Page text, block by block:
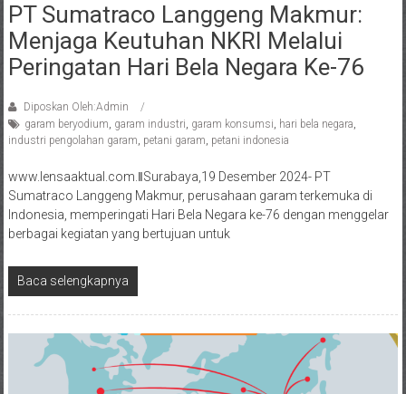
PT Sumatraco Langgeng Makmur:
Menjaga Keutuhan NKRI Melalui
Peringatan Hari Bela Negara Ke-76
Diposkan Oleh:Admin
garam beryodium, garam industri, garam konsumsi, hari bela negara,
industri pengolahan garam, petani garam, petani indonesia
www.lensaaktual.com.ǁSurabaya,19 Desember 2024- PT
Sumatraco Langgeng Makmur, perusahaan garam terkemuka di
Indonesia, memperingati Hari Bela Negara ke-76 dengan menggelar
berbagai kegiatan yang bertujuan untuk
Baca selengkapnya